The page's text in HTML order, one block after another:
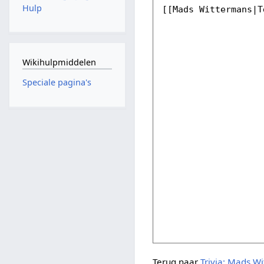
Terug naarTrivia: Mads
Hulp
Wikihulpmiddelen
Speciale pagina's